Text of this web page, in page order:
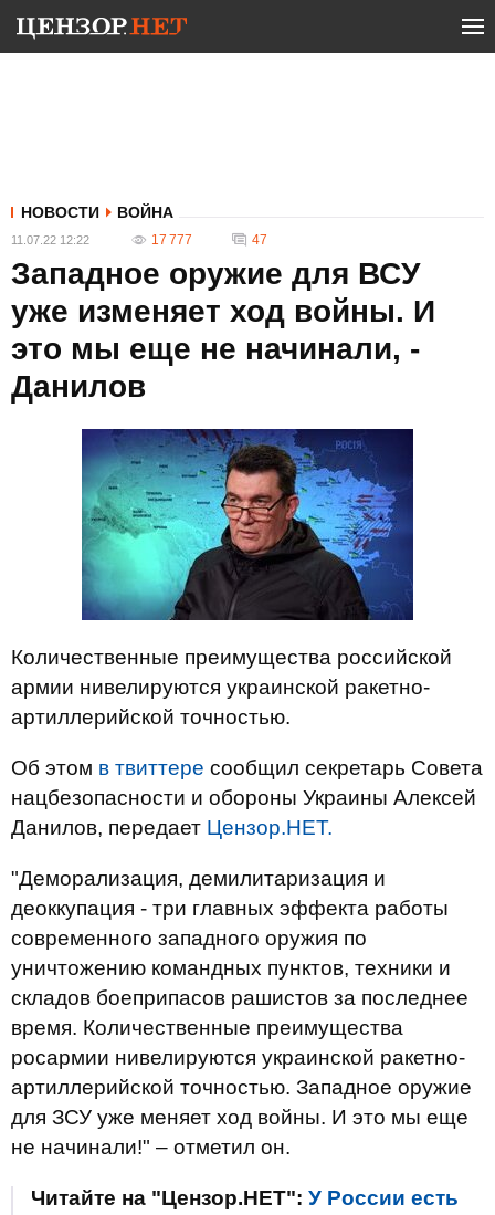
НОВОСТИ ВОЙНА
11.07.22 12:22 17 777 47
Западное оружие для ВСУ
уже изменяет ход войны. И
это мы еще не начинали, -
Данилов
Количественные преимущества российской
армии нивелируются украинской ракетно-
артиллерийской точностью.
Об этом в твиттере сообщил секретарь Совета
нацбезопасности и обороны Украины Алексей
Данилов, передает Цензор.НЕТ.
"Деморализация, демилитаризация и
деоккупация - три главных эффекта работы
современного западного оружия по
уничтожению командных пунктов, техники и
складов боеприпасов рашистов за последнее
время. Количественные преимущества
росармии нивелируются украинской ракетно-
артиллерийской точностью. Западное оружие
для ЗСУ уже меняет ход войны. И это мы еще
не начинали!" – отметил он.
Читайте на "Цензор.НЕТ": У России есть